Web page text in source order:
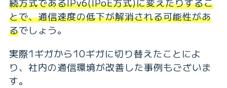
とで、通信速度の低下が解消される可能性があ
るでしょう。
実際1ギガから10ギガに切り替えたことによ
り、社内の通信環境が改善した事例もございま
す。